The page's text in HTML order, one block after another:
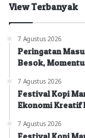
View Terbanyak
7 Agustus 2026
Peringatan
Besok,
7 Agustus 2026
Festival Kopi
Ekonomi Kreatif
7 Agustus 2026
Festival Kopi